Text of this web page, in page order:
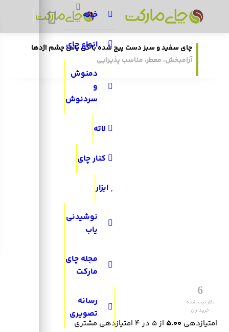
خانه
انواع چای
دمنوش
و
سردنوش
لاته
کنار چای
ابزار
نوشیدنی
یاب
مجله چای
مارکت
رسانه
تصویری
Search:
چای سفید و سبز دست پیچ شده با گل یاس چشم اژدها
آرامبخش، معطر، مناسب پذیرایی
امتیازدهی 5.00 از 5 در 4 امتیازدهی مشتری
6
customer
reviews)